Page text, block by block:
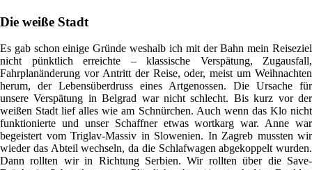
Die weiße Stadt
Es gab schon einige Gründe weshalb ich mit der Bahn mein Reiseziel
nicht pünktlich erreichte – klassische Verspätung, Zugausfall,
Fahrplanänderung vor Antritt der Reise, oder, meist um Weihnachten
herum, der Lebensüberdruss eines Artgenossen. Die Ursache für
unsere Verspätung in Belgrad war nicht schlecht. Bis kurz vor der
weißen Stadt lief alles wie am Schnürchen. Auch wenn das Klo nicht
funktionierte und unser Schaffner etwas wortkarg war. Anne war
begeistert vom Triglav-Massiv in Slowenien. In Zagreb mussten wir
wieder das Abteil wechseln, da die Schlafwagen abgekoppelt wurden.
Dann rollten wir in Richtung Serbien. Wir rollten über die Save-